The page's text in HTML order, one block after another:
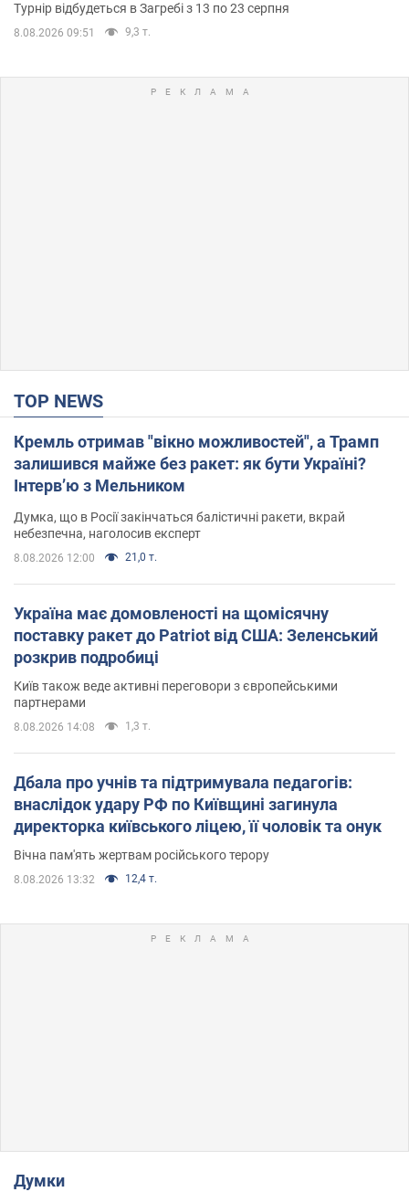
Турнір відбудеться в Загребі з 13 по 23 серпня
8.08.2026 09:51 9,3 т.
TOP NEWS
Кремль отримав "вікно можливостей", а Трамп
залишився майже без ракет: як бути Україні?
Інтерв’ю з Мельником
Думка, що в Росії закінчаться балістичні ракети, вкрай
небезпечна, наголосив експерт
8.08.2026 12:00 21,0 т.
Україна має домовленості на щомісячну
поставку ракет до Patriot від США: Зеленський
розкрив подробиці
Київ також веде активні переговори з європейськими
партнерами
8.08.2026 14:08 1,3 т.
Дбала про учнів та підтримувала педагогів:
внаслідок удару РФ по Київщині загинула
директорка київського ліцею, її чоловік та онук
Вічна пам'ять жертвам російського терору
8.08.2026 13:32 12,4 т.
Думки